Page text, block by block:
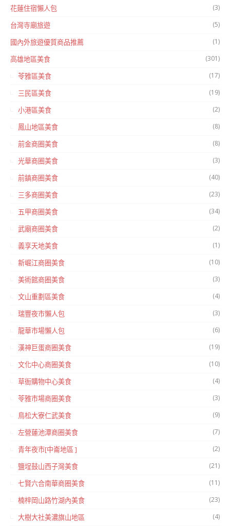
花蓮住宿懶人包 (3)
台灣寺廟旅遊 (5)
國內外旅遊優質商品推薦 (1)
高雄地區美食 (301)
苓雅區美食 (17)
三民區美食 (19)
小港區美食 (2)
鳳山地區美食 (8)
前金商圈美食 (8)
光華商圈美食 (3)
前鎮商圈美食 (40)
三多商圈美食 (23)
五甲商圈美食 (34)
武廟商圈美食 (2)
義享天地美食 (1)
新崛江商圈美食 (10)
美術館商圈美食 (3)
文山重劃區美食 (4)
瑞豐夜市懶人包 (3)
龍華市場懶人包 (6)
漢神巨蛋商圈美食 (19)
文化中心商圈美食 (10)
草衙購物中心美食 (4)
苓雅市場商圈美食 (3)
鳥松大寮仁武美食 (9)
左營蓮池潭商圈美食 (7)
青年夜市[中崙地區 ] (2)
鹽埕鼓山西子灣美食 (21)
七賢六合南華商圈美食 (11)
楠梓岡山路竹湖內美食 (23)
大樹大社美濃旗山地區 (4)